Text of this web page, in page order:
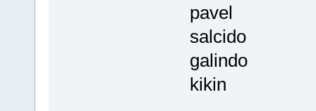
pavel
salcido
galindo
kikin